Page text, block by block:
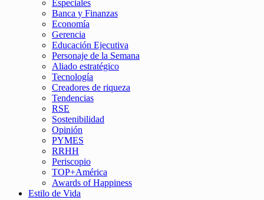
Especiales
Banca y Finanzas
Economía
Gerencia
Educación Ejecutiva
Personaje de la Semana
Aliado estratégico
Tecnología
Creadores de riqueza
Tendencias
RSE
Sostenibilidad
Opinión
PYMES
RRHH
Periscopio
TOP+América
Awards of Happiness
Estilo de Vida